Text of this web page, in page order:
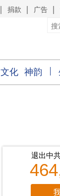
捐款 广告
文化 神韵
退出中